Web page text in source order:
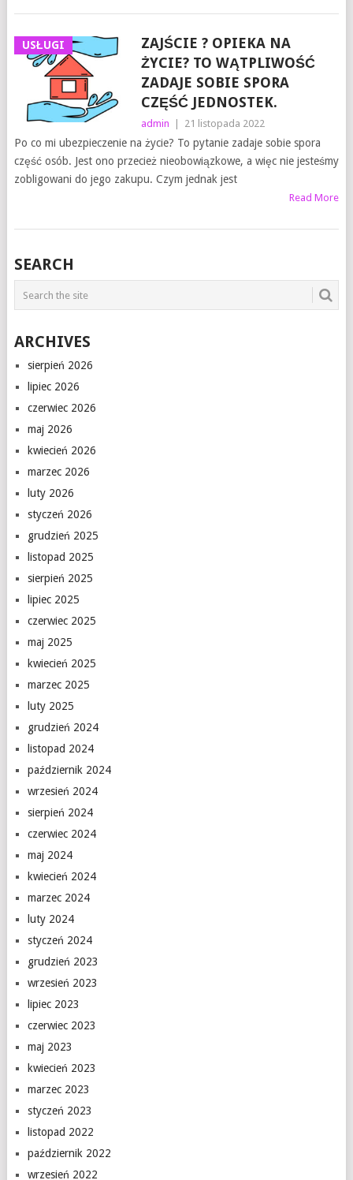
USŁUGI
ZAJŚCIE ? OPIEKA NA
ŻYCIE? TO WĄTPLIWOŚĆ
ZADAJE SOBIE SPORA
CZĘŚĆ JEDNOSTEK.
admin 21 listopada 2022
Po co mi ubezpieczenie na życie? To pytanie zadaje sobie spora
część osób. Jest ono przecież nieobowiązkowe, a więc nie jesteśmy
zobligowani do jego zakupu. Czym jednak jest
Read More
SEARCH
ARCHIVES
sierpień 2026
lipiec 2026
czerwiec 2026
maj 2026
kwiecień 2026
marzec 2026
luty 2026
styczeń 2026
grudzień 2025
listopad 2025
sierpień 2025
lipiec 2025
czerwiec 2025
maj 2025
kwiecień 2025
marzec 2025
luty 2025
grudzień 2024
listopad 2024
październik 2024
wrzesień 2024
sierpień 2024
czerwiec 2024
maj 2024
kwiecień 2024
marzec 2024
luty 2024
styczeń 2024
grudzień 2023
wrzesień 2023
lipiec 2023
czerwiec 2023
maj 2023
kwiecień 2023
marzec 2023
styczeń 2023
listopad 2022
październik 2022
wrzesień 2022